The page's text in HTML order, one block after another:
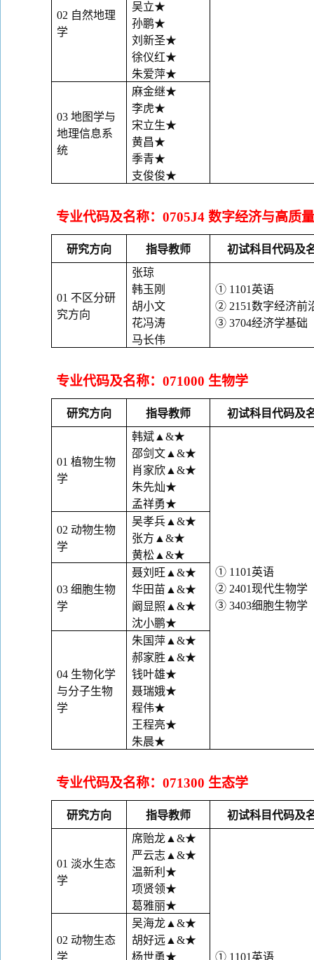
02 自然地理
学
吴立★
孙鹏★
刘新圣★
徐仪红★
朱爱萍★
03 地图学与
地理信息系
统
麻金继★
李虎★
宋立生★
黄昌★
季青★
支俊俊★
专业代码及名称： 0705J4 数字经济与高质
研究方向 指导教师 初试科目代码及
01 不区分研
究方向
张琼
韩玉刚
胡小文
花冯涛
马长伟
① 1101 英语
② 2151数字经济前
③ 3704经济学基础
专业代码及名称： 071000 生物学
研究方向 指导教师 初试科目代码及
01 植物生物
学
韩斌 ▲&★
邵剑文 ▲&★
肖家欣 ▲&★
朱先灿★
孟祥勇★
① 1101 英语
② 2401现代生物学
③ 3403细胞生物学
02 动物生物
学
吴孝兵 ▲&★
张方 ▲&★
黄松 ▲&★
03 细胞生物
学
聂刘旺 ▲&★
华田苗 ▲&★
阚显照 ▲&★
沈小鹏★
04 生物化学
与分子生物
学
朱国萍 ▲&★
郝家胜 ▲&★
钱叶雄★
聂瑞娥★
程伟★
王程亮★
朱晨★
专业代码及名称： 071300 生态学
研究方向 指导教师 初试科目代码及
01 淡水生态
学
席贻龙 ▲&★
严云志 ▲&★
温新利 ★
项贤领★
葛雅丽★
① 1101 英语
02 动物生态
学
吴海龙 ▲&★
胡好远 ▲&★
杨世勇★